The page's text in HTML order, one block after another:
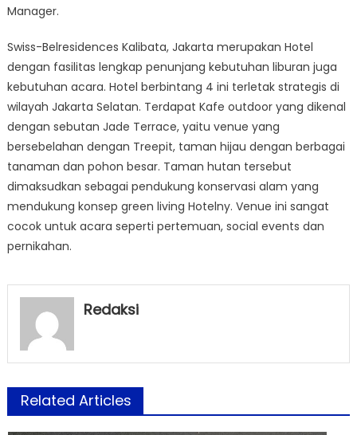
Manager.
Swiss-Belresidences Kalibata, Jakarta merupakan Hotel
dengan fasilitas lengkap penunjang kebutuhan liburan juga
kebutuhan acara. Hotel berbintang 4 ini terletak strategis di
wilayah Jakarta Selatan. Terdapat Kafe outdoor yang dikenal
dengan sebutan Jade Terrace, yaitu venue yang
bersebelahan dengan Treepit, taman hijau dengan berbagai
tanaman dan pohon besar. Taman hutan tersebut
dimaksudkan sebagai pendukung konservasi alam yang
mendukung konsep green living Hotelny. Venue ini sangat
cocok untuk acara seperti pertemuan, social events dan
pernikahan.
Redaksi
Related Articles